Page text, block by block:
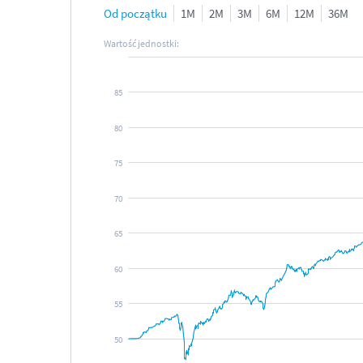
Od początku 1M 2M 3M 6M 12M 36M
50
55
60
65
70
75
80
85